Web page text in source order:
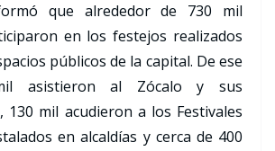
que alrededor de 730 mil
en los festejos realizados
públicos de la capital. De ese
asistieron al Zócalo y sus
130 mil acudieron a los Festivales
en alcaldías y cerca de 400